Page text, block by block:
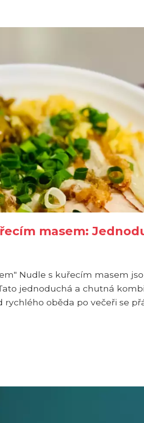
masem:
Nudle s kuřecím masem
jednoduchá a chutná
oběda po večeři se